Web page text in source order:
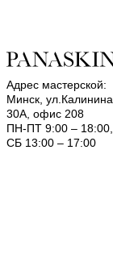
Адрес мастерской:
Минск, ул.Калинина,
30А, офис 208
ПН-ПТ 9:00 – 18:00,
СБ 13:00 – 17:00